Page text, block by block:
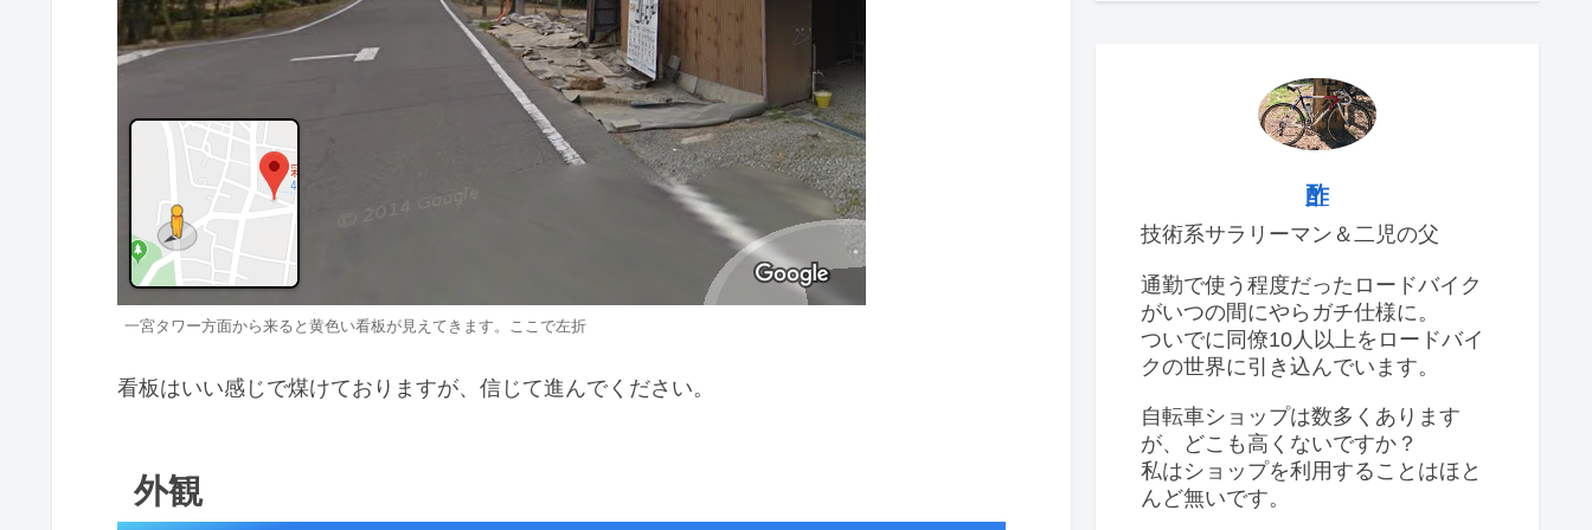
一宮タワー方面から来ると黄色い看板が見えてきます。ここで左折
看板はいい感じで煤けておりますが、信じて進んでください。
外観
酢
技術系サラリーマン＆二児の父
通勤で使う程度だったロードバイク
がいつの間にやらガチ仕様に。
ついでに同僚10人以上をロードバイ
クの世界に引き込んでいます。
自転車ショップは数多くあります
が、どこも高くないですか？
私はショップを利用することはほと
んど無いです。